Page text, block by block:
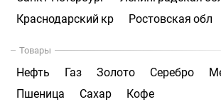
Краснодарский кр
Ростовская обл
Товары
Нефть Газ Золото Серебро
Пшеница
Сахар Кофе